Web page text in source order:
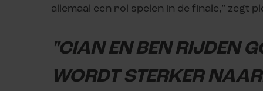
allemaal een rol spelen in de finale,” zegt
"CIAN EN BEN RIJDEN
WORDT STERKER